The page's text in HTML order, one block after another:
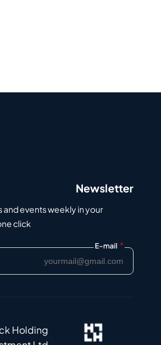
Newsletter
events weekly in your
click.
E-mail *
Holding